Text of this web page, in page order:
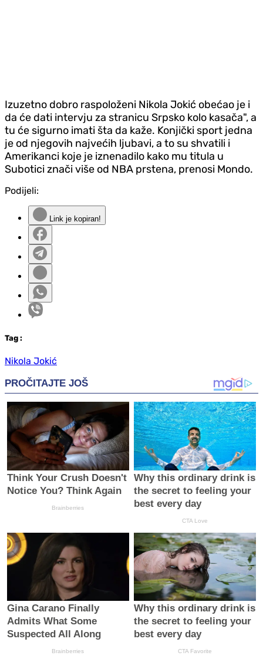
Izuzetno dobro raspoloženi Nikola Jokić obećao je i
da će dati intervju za stranicu Srpsko kolo kasača", a
tu će sigurno imati šta da kaže. Konjički sport jedna
je od njegovih najvećih ljubavi, a to su shvatili i
Amerikanci koje je iznenadilo kako mu titula u
Subotici znači više od NBA prstena, prenosi Mondo.
Podijeli:
Link je kopiran!
Tag :
Nikola Jokić